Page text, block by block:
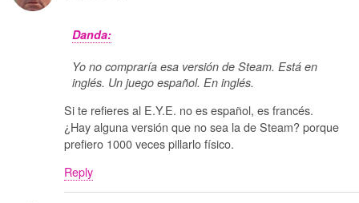
Danda:
Yo no compraría esa versión de Steam. Está en
inglés. Un juego español. En inglés.
Si te refieres al E.Y.E. no es español, es francés.
¿Hay alguna versión que no sea la de Steam? porque
prefiero 1000 veces pillarlo físico.
Reply